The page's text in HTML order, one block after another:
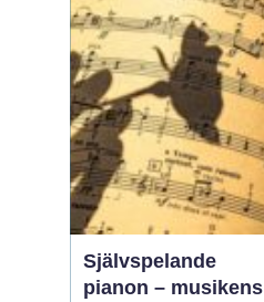
spelautomater som
betalar ut. Ända sedan
de första spelhusen
&ou...
Självspelande
pianon – musikens